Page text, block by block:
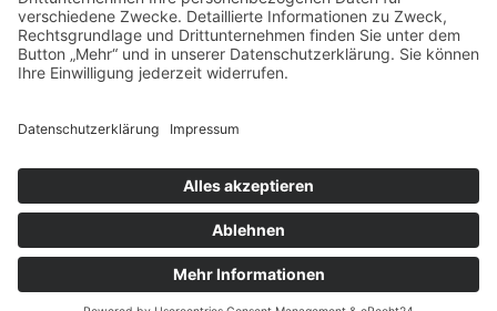
Impressum |
Copyright2026 Satztechnik Meißen GmbH